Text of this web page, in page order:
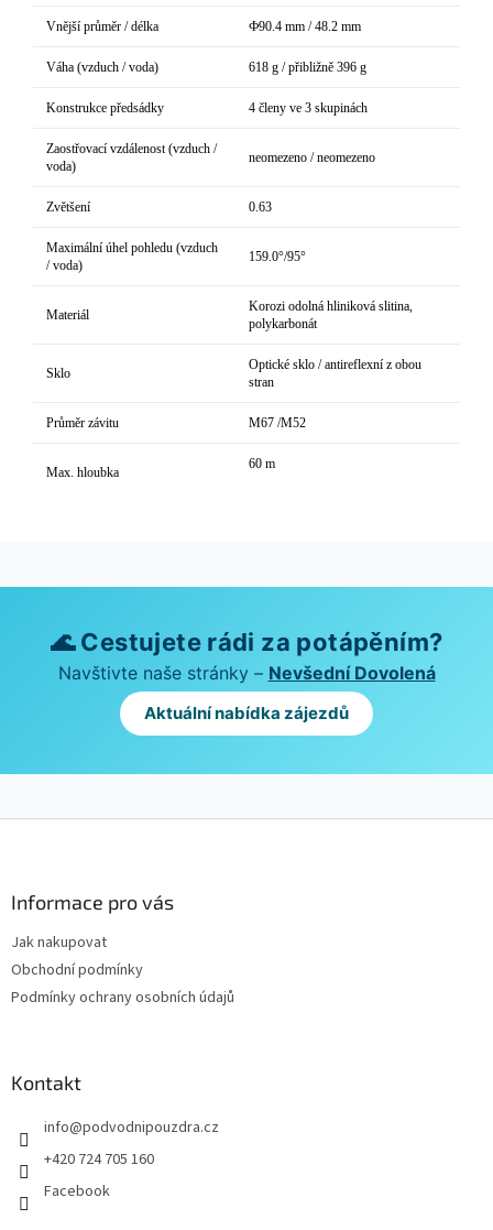
Vnější průměr / délka Ф90.4 mm / 48.2 mm
Váha (vzduch / voda) 618 g / přibližně 396 g
Konstrukce předsádky 4 členy ve 3 skupinách
Zaostřovací vzdálenost (vzduch /
voda)
neomezeno / neomezeno
Zvětšení 0.63
Maximální úhel pohledu (vzduch
/ voda)
159.0°/95°
Materiál
Korozi odolná hliniková slitina,
polykarbonát
Sklo
Optické sklo / antireflexní z obou
stran
Průměr závitu M67 /M52
Max. hloubka
60 m
🌊 Cestujete rádi za potápěním?
Navštivte naše stránky – Nevšední Dovolená
Aktuální nabídka zájezdů
Informace pro vás
Jak nakupovat
Obchodní podmínky
Podmínky ochrany osobních údajů
Kontakt
info@podvodnipouzdra.cz
+420 724 705 160
Facebook